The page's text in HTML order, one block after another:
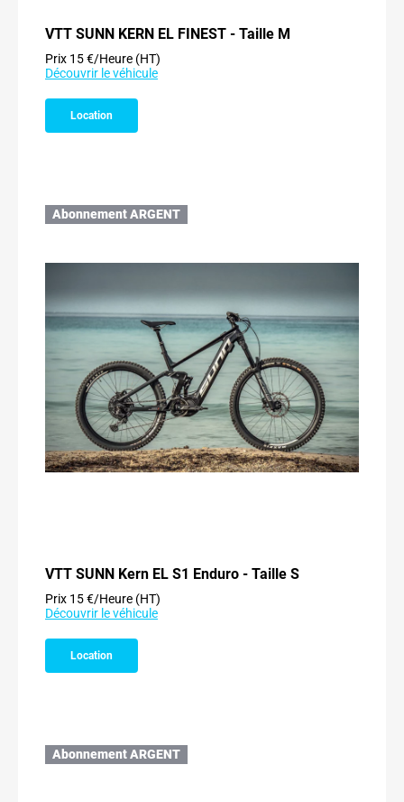
VTT SUNN KERN EL FINEST - Taille M
Prix 15 €/Heure (HT)
Découvrir le véhicule
Location
Abonnement ARGENT
VTT SUNN Kern EL S1 Enduro - Taille S
Prix 15 €/Heure (HT)
Découvrir le véhicule
Location
Abonnement ARGENT